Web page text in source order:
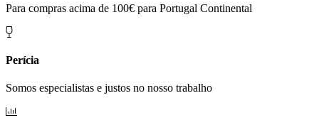
Para compras acima de 100€ para Portugal Continental
Perícia
Somos especialistas e justos no nosso trabalho